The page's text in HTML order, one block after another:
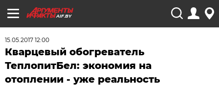
AIF.BY
15.05.2017 12:00
Кварцевый обогреватель
ТеплопитБел: экономия на
отоплении - уже реальность